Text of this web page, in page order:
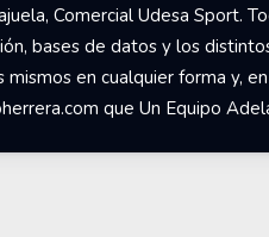
Comercial Udesa Sport.
bases de datos y los
en cualquier forma y,
que Un Equipo